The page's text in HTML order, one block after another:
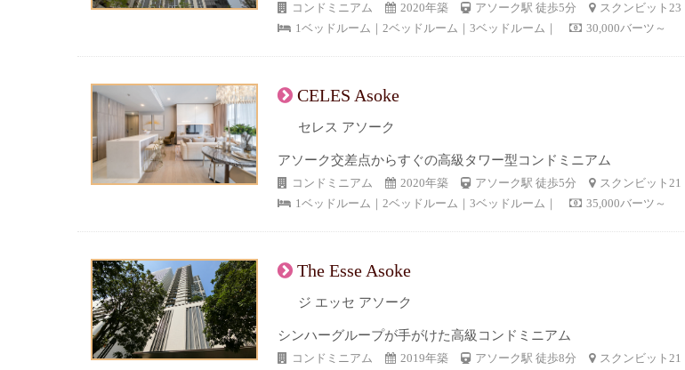
コンドミニアム 2020年築 アソーク駅 徒歩5分
スクンビット23
1ベッドルーム｜2ベッドルーム｜3ベッドルーム｜
30,000バーツ～
CELES Asoke
セレス アソーク
アソーク交差点からすぐの高級タワー型コンドミニアム
コンドミニアム 2020年築 アソーク駅 徒歩5分
スクンビット21
1ベッドルーム｜2ベッドルーム｜3ベッドルーム｜
35,000バーツ～
The Esse Asoke
ジ エッセ アソーク
シンハーグループが手がけた高級コンドミニアム
コンドミニアム 2019年築 アソーク駅 徒歩8分
スクンビット21